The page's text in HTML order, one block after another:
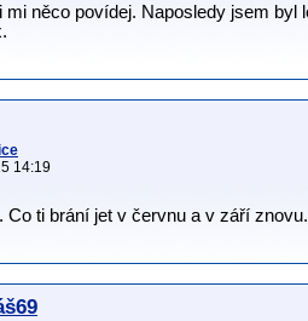
mi něco povídej. Naposledy jsem
14:19
Co ti brání jet v červnu a v září